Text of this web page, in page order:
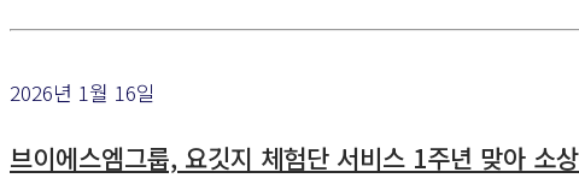
2026년 1월 16일
브이에스엠그룹, 요깃지 체험단 서비스 1주년 맞아 소